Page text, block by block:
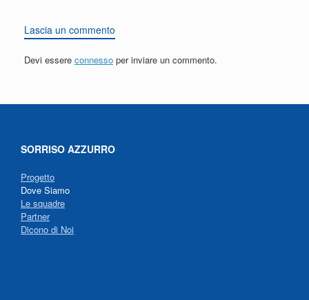
Lascia un commento
Devi essere connesso per inviare un commento.
SORRISO AZZURRO
Progetto
Dove Siamo
Le squadre
Partner
Dicono di Noi